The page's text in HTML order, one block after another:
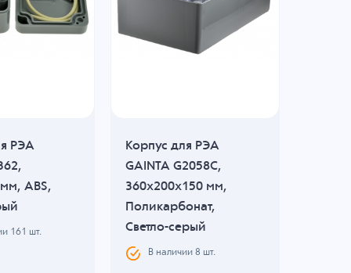
РЭА
ABS,
161 шт.
Корпус для РЭА
GAINTA G2058C,
360x200x150 мм,
Поликарбонат,
Светло-серый
В наличии8 шт.